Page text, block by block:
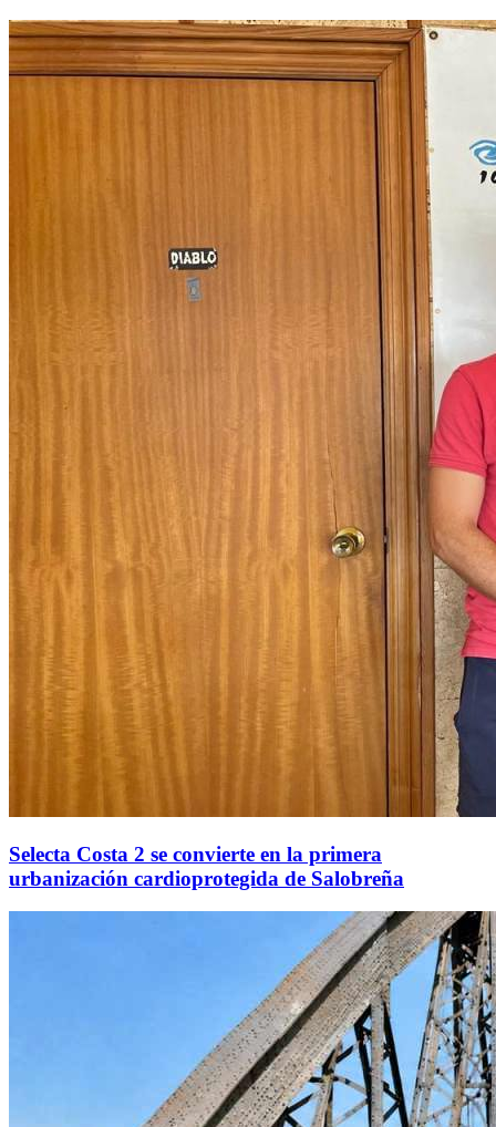
Selecta Costa 2 se convierte en la primera
urbanización cardioprotegida de Salobreña